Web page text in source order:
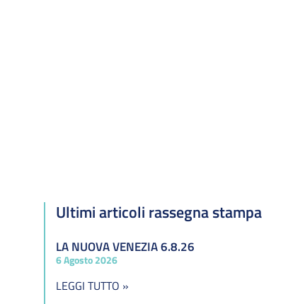
Ultimi articoli rassegna stampa
LA NUOVA VENEZIA 6.8.26
6 Agosto 2026
LEGGI TUTTO »